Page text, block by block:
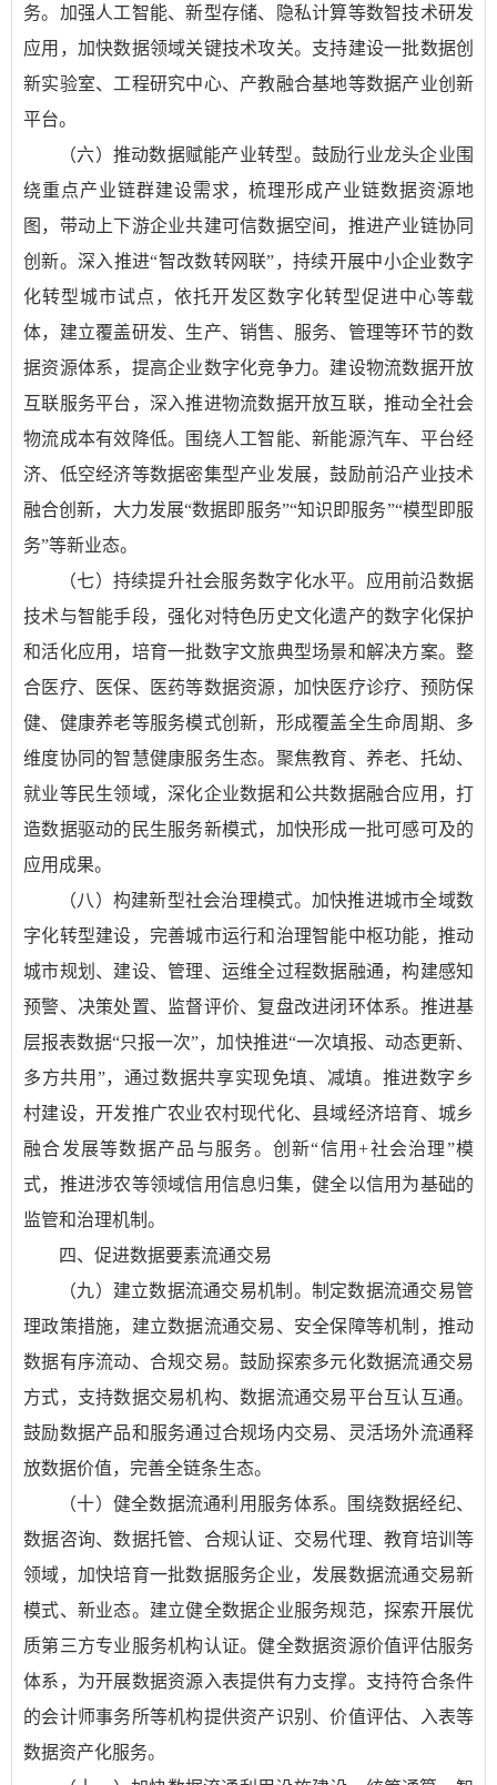
务。加强人工智能、新型存储、隐私计算等数智技术研发
应用，加快数据领域关键技术攻关。支持建设一批数据创
新实验室、工程研究中心、产教融合基地等数据产业创新
平台。
（六）推动数据赋能产业转型。鼓励行业龙头企业围
绕重点产业链群建设需求，梳理形成产业链数据资源地
图，带动上下游企业共建可信数据空间，推进产业链协同
创新。深入推进“智改数转网联”，持续开展中小企业数字
化转型城市试点，依托开发区数字化转型促进中心等载
体，建立覆盖研发、生产、销售、服务、管理等环节的数
据资源体系，提高企业数字化竞争力。建设物流数据开放
互联服务平台，深入推进物流数据开放互联，推动全社会
物流成本有效降低。围绕人工智能、新能源汽车、平台经
济、低空经济等数据密集型产业发展，鼓励前沿产业技术
融合创新，大力发展“数据即服务”“知识即服务”“模型即服
务”等新业态。
（七）持续提升社会服务数字化水平。应用前沿数据
技术与智能手段，强化对特色历史文化遗产的数字化保护
和活化应用，培育一批数字文旅典型场景和解决方案。整
合医疗、医保、医药等数据资源，加快医疗诊疗、预防保
健、健康养老等服务模式创新，形成覆盖全生命周期、多
维度协同的智慧健康服务生态。聚焦教育、养老、托幼、
就业等民生领域，深化企业数据和公共数据融合应用，打
造数据驱动的民生服务新模式，加快形成一批可感可及的
应用成果。
（八）构建新型社会治理模式。加快推进城市全域数
字化转型建设，完善城市运行和治理智能中枢功能，推动
城市规划、建设、管理、运维全过程数据融通，构建感知
预警、决策处置、监督评价、复盘改进闭环体系。推进基
层报表数据“只报一次”，加快推进“一次填报、动态更新、
多方共用”，通过数据共享实现免填、减填。推进数字乡
村建设，开发推广农业农村现代化、县域经济培育、城乡
融合发展等数据产品与服务。创新“信用+社会治理”模
式，推进涉农等领域信用信息归集，健全以信用为基础的
监管和治理机制。
四、促进数据要素流通交易
（九）建立数据流通交易机制。制定数据流通交易管
理政策措施，建立数据流通交易、安全保障等机制，推动
数据有序流动、合规交易。鼓励探索多元化数据流通交易
方式，支持数据交易机构、数据流通交易平台互认互通。
鼓励数据产品和服务通过合规场内交易、灵活场外流通释
放数据价值，完善全链条生态。
（十）健全数据流通利用服务体系。围绕数据经纪、
数据咨询、数据托管、合规认证、交易代理、教育培训等
领域，加快培育一批数据服务企业，发展数据流通交易新
模式、新业态。建立健全数据企业服务规范，探索开展优
质第三方专业服务机构认证。健全数据资源价值评估服务
体系，为开展数据资源入表提供有力支撑。支持符合条件
的会计师事务所等机构提供资产识别、价值评估、入表等
数据资产化服务。